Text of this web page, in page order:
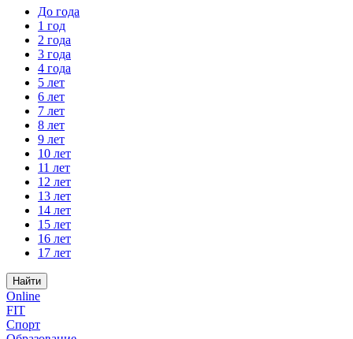
До года
1 год
2 года
3 года
4 года
5 лет
6 лет
7 лет
8 лет
9 лет
10 лет
11 лет
12 лет
13 лет
14 лет
15 лет
16 лет
17 лет
Найти
Online
FIT
Спорт